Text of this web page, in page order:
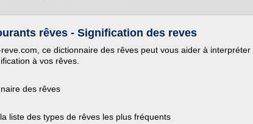
rêves - Signification des reves
ce dictionnaire des rêves peut vous aider à interpréter
à vos rêves.
des rêves
liste des types de rêves les plus fréquents